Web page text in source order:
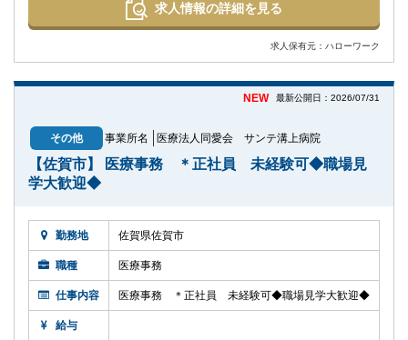
求人情報の詳細を見る
求人保有元：ハローワーク
NEW 最新公開日：2026/07/31
その他 事業所名 医療法人同愛会 サンテ溝上病院
【佐賀市】 医療事務 ＊正社員 未経験可◆職場見
学大歓迎◆
勤務地 佐賀県佐賀市
職種 医療事務
仕事内容 医療事務 ＊正社員 未経験可◆職場見学大歓迎◆
給与